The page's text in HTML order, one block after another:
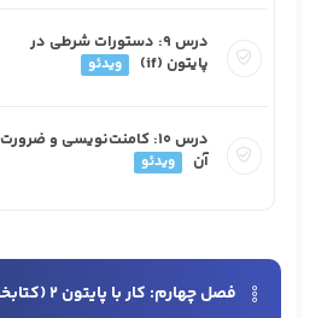
درس ۹: دستورات شرطی در
پایتون (if)
ویدئو
درس ۱۰: کامنت‌نویسی و ضرورت
آن
ویدئو
فصل چهارم: کار با پایتون 2 (کتابخانه‌های مهم)